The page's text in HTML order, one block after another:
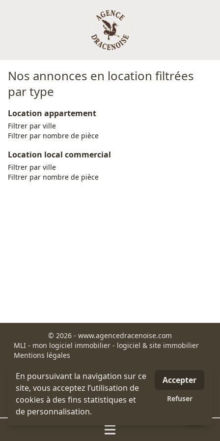
Nos annonces en location filtrées
par type
Location appartement
Filtrer par ville
Filtrer par nombre de pièce
Location local commercial
Filtrer par ville
Filtrer par nombre de pièce
© 2026 - www.agencedracenoise.com
MLI - mon logiciel immobilier - logiciel & site immobilier
Mentions légales
Appartement Draguignan
Maison et villa Draguignan
Immobilier Draguignan
site-map
En poursuivant la navigation sur ce
site, vous acceptez l’utilisation de
cookies à des fins statistiques et
de personnalisation.
Accepter
Refuser